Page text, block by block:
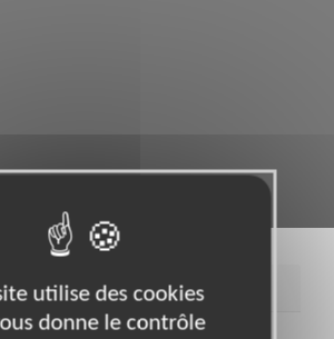
utilise des cookies
donne le contrôle